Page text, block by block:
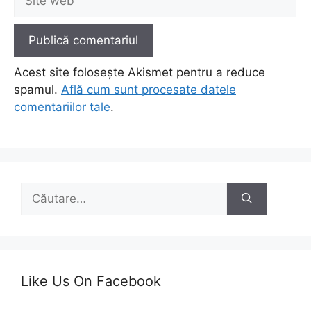
web
Acest site folosește Akismet pentru a reduce
spamul. Află cum sunt procesate datele
comentariilor tale.
după:
Like Us On Facebook